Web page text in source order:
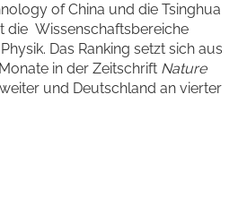
of China und die Tsinghua
die Wissenschaftsbereiche
Das Ranking setzt sich aus
in der Zeitschrift Nature
und Deutschland an vierter